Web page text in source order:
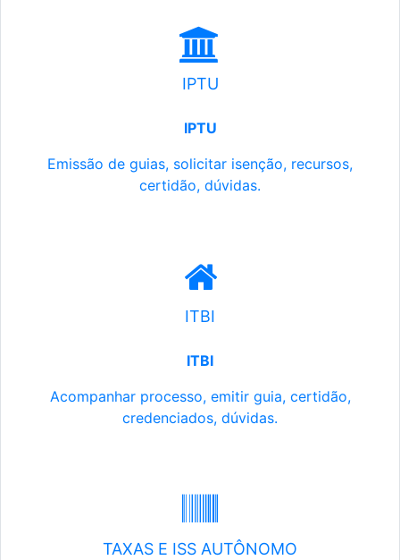
IPTU
IPTU
Emissão de guias, solicitar isenção, recursos,
certidão, dúvidas.
ITBI
ITBI
Acompanhar processo, emitir guia, certidão,
credenciados, dúvidas.
TAXAS E ISS AUTÔNOMO